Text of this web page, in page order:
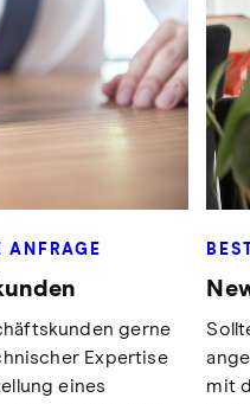
ANFRAGE
gerne
Expertise
eines
mit